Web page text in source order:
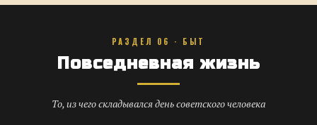
РАЗДЕЛ 06 · БЫТ
Повседневная жизнь
То, из чего складывался день советского человека